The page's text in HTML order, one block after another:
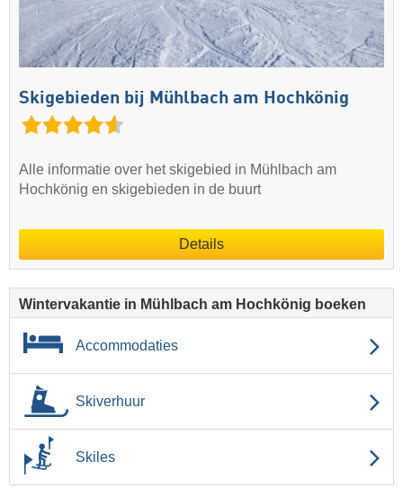
Skigebieden bij Mühlbach am Hochkönig
Alle informatie over het skigebied in Mühlbach am
Hochkönig en skigebieden in de buurt
Details
Wintervakantie in Mühlbach am Hochkönig boeken
Accommodaties
Skiverhuur
Skiles